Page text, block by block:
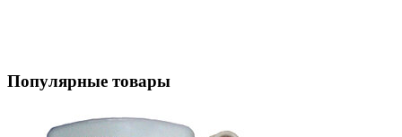
Популярные товары